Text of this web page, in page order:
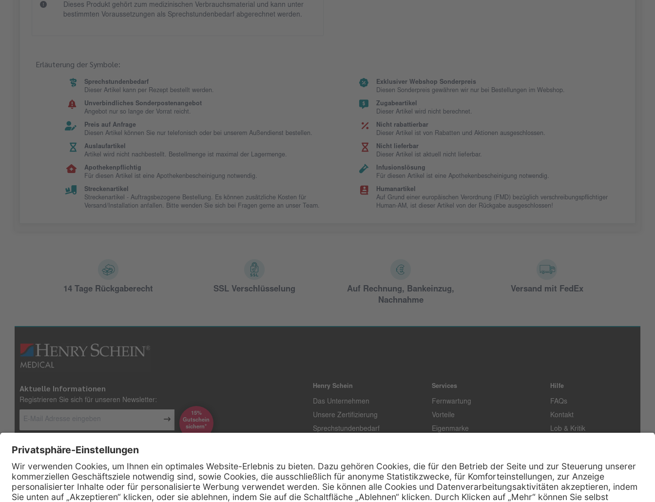
Dieses Produkt gehört zum medizinischen Verbrauchsmaterial und kann unter
bestimmten Voraussetzungen als Sprechstundenbedarf abgerechnet werden.
Erläuterung der Symbole:
Sprechstundenbedarf
Dieser Artikel kann per Rezept bestellt werden.
Exklusiver Webshop Sonderpreis
Diesen Sonderpreis gewähren wir nur bei Bestellungen im Webshop.
Unverbindliches Sonderpostenangebot
Angebot nur so lange der Vorrat reicht.
Zugabeartikel
Dieser Artikel wird nicht berechnet.
Preis auf Anfrage
Diesen Artikel können Sie nur telefonisch oder bei unserem Außendienst bestellen.
Nicht rabattierbar
Dieser Artikel ist von Rabatten und Aktionen ausgeschlossen.
Auslaufartikel
Artikel wird nicht nachbestellt. Bestellmenge ist maximal der Lagermenge.
Nicht lieferbar
Dieser Artikel ist aktuell nicht lieferbar.
Apothekenpflichtig
Für diesen Artikel ist eine Apothekenbescheinigung notwendig.
Infusionslösung
Für diesen Artikel ist eine Apothekenbescheinigung notwendig.
Streckenartikel
Streckenartikel - Auftragsbezogene Bestellung. Es können zusätzliche Kosten für
Versand/Installation anfallen. Bitte wenden Sie sich bei Fragen gerne an unser Team.
Humanartikel
Auf Grund einer europäischen Verordnung (FMD) bezüglich verschreibungspflichtiger
Human-AM, ist dieser Artikel von der Rückgabe ausgeschlossen!
14 Tage Rückgaberecht SSL Verschlüsselung
Auf Rechnung, Bankeinzug,
Nachnahme
Versand mit FedEx
Aktuelle Informationen
Registrieren Sie sich für unseren Newsletter:
15%
Gutschein
*sichern
Kontakt
Firmensitz
Henry Schein Medical GmbH
Henry Schein
Das Unternehmen
Unsere Zertifizierung
Sprechstundenbedarf
Services
Fernwartung
Vorteile
Eigenmarke
Kataloge
Hilfe
FAQs
Kontakt
Lob & Kritik
E-Rechnung
Zertifikat Rechtliches